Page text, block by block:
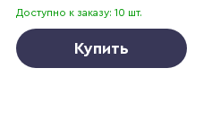
Доступно к заказу: 10 шт.
Купить